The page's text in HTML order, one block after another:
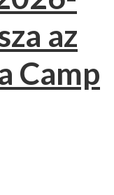
az
Camp